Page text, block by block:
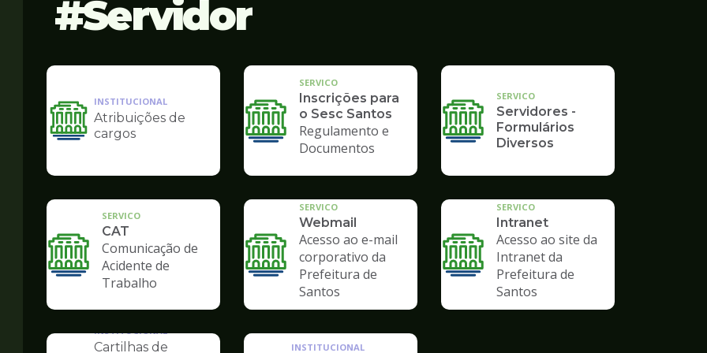
Servidor
Ilustração
da
de
Servidor
INSTITUCIONAL
Atribuições de
cargos
SERVICO
Inscrições para
o Sesc Santos
Regulamento e
Documentos
SERVICO
Servidores -
Formulários
Diversos
SERVICO
CAT
Comunicação de
Acidente de
Trabalho
SERVICO
Webmail
Acesso ao e-mail
corporativo da
Prefeitura de
Santos
SERVICO
Intranet
Acesso ao site da
Intranet da
Prefeitura de
Santos
INSTITUCIONAL
Cartilhas de
INSTITUCIONAL